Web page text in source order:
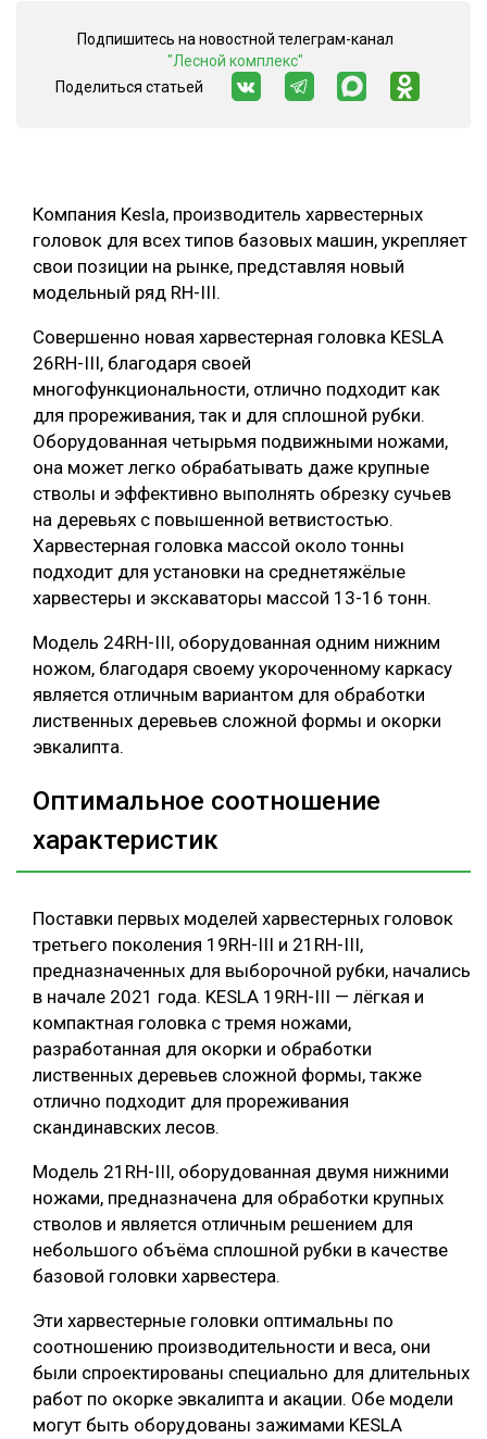
СУШКА ДРЕВЕСИНЫ
Компания Kesla, производитель харвестерных
головок для всех типов базовых машин, укрепляет
свои позиции на рынке, представляя новый
модельный ряд RH-III.
Совершенно новая харвестерная головка KESLA
26RH-III, благодаря своей
многофункциональности, отлично подходит как
для прореживания, так и для сплошной рубки.
Оборудованная четырьмя подвижными ножами,
она может легко обрабатывать даже крупные
стволы и эффективно выполнять обрезку сучьев
на деревьях с повышенной ветвистостью.
Харвестерная головка массой около тонны
подходит для установки на среднетяжёлые
харвестеры и экскаваторы массой 13-16 тонн.
Модель 24RH-III, оборудованная одним нижним
ножом, благодаря своему укороченному каркасу
является отличным вариантом для обработки
лиственных деревьев сложной формы и окорки
эвкалипта.
Оптимальное соотношение
характеристик
Поставки первых моделей харвестерных головок
третьего поколения 19RH-III и 21RH-III,
предназначенных для выборочной рубки, начались
в начале 2021 года. KESLA 19RH-III — лёгкая и
компактная головка с тремя ножами,
разработанная для окорки и обработки
лиственных деревьев сложной формы, также
отлично подходит для прореживания
скандинавских лесов.
Модель 21RH-III, оборудованная двумя нижними
ножами, предназначена для обработки крупных
стволов и является отличным решением для
небольшого объёма сплошной рубки в качестве
базовой головки харвестера.
Эти харвестерные головки оптимальны по
соотношению производительности и веса, они
были спроектированы специально для длительных
работ по окорке эвкалипта и акации. Обе модели
могут быть оборудованы зажимами KESLA
Подпишитесь на новостной телеграм-канал
"Лесной комплекс"
Поделиться статьей